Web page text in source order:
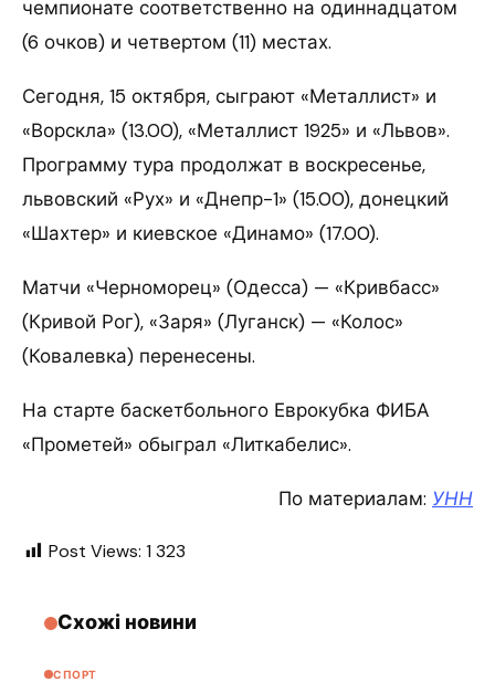
чемпионате соответственно на одиннадцатом
(6 очков) и четвертом (11) местах.
Сегодня, 15 октября, сыграют «Металлист» и
«Ворскла» (13.00), «Металлист 1925» и «Львов».
Программу тура продолжат в воскресенье,
львовский «Рух» и «Днепр-1» (15.00), донецкий
«Шахтер» и киевское «Динамо» (17.00).
Матчи «Черноморец» (Одесса) — «Кривбасс»
(Кривой Рог), «Заря» (Луганск) — «Колос»
(Ковалевка) перенесены.
На старте баскетбольного Еврокубка ФИБА
«Прометей» обыграл «Литкабелис».
По материалам: УНН
Post Views: 1 323
Схожі новини
СПОРТ